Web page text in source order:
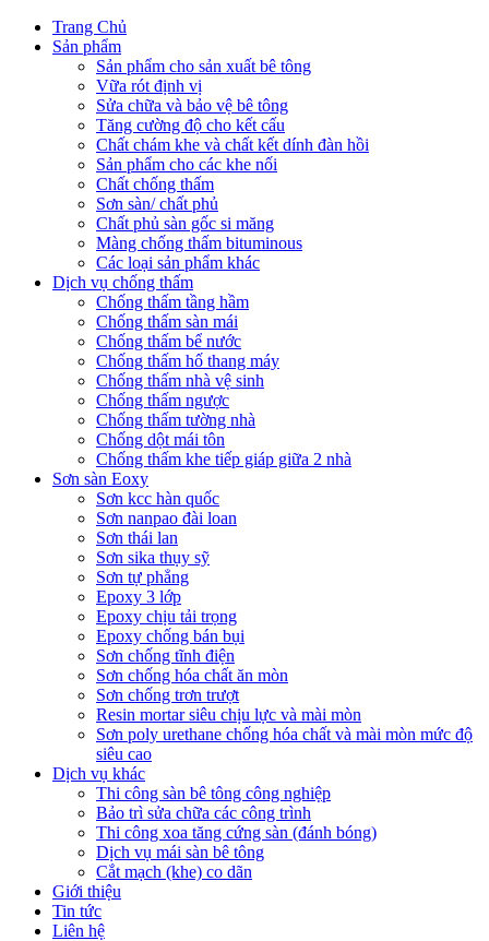
Trang Chủ
Sản phẩm
Sản phẩm cho sản xuất bê tông
Vữa rót định vị
Sửa chữa và bảo vệ bê tông
Tăng cường độ cho kết cấu
Chất chám khe và chất kết dính đàn hồi
Sản phẩm cho các khe nối
Chất chống thấm
Sơn sàn/ chất phủ
Chất phủ sàn gốc si măng
Màng chống thấm bituminous
Các loại sản phẩm khác
Dịch vụ chống thấm
Chống thấm tầng hầm
Chống thấm sàn mái
Chống thấm bể nước
Chống thấm hố thang máy
Chống thấm nhà vệ sinh
Chống thấm ngược
Chống thấm tường nhà
Chống dột mái tôn
Chống thấm khe tiếp giáp giữa 2 nhà
Sơn sàn Eoxy
Sơn kcc hàn quốc
Sơn nanpao đài loan
Sơn thái lan
Sơn sika thụy sỹ
Sơn tự phẳng
Epoxy 3 lớp
Epoxy chịu tải trọng
Epoxy chống bán bụi
Sơn chống tĩnh điện
Sơn chống hóa chất ăn mòn
Sơn chống trơn trượt
Resin mortar siêu chịu lực và mài mòn
Sơn poly urethane chống hóa chất và mài mòn mức độ
siêu cao
Dịch vụ khác
Thi công sàn bê tông công nghiệp
Bảo trì sửa chữa các công trình
Thi công xoa tăng cứng sàn (đánh bóng)
Dịch vụ mái sàn bê tông
Cắt mạch (khe) co dãn
Giới thiệu
Tin tức
Liên hệ